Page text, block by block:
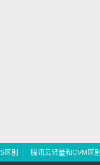
区别 腾讯云轻量和CVM区别